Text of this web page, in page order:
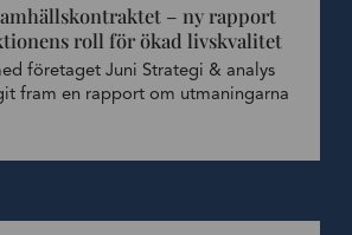
– ny rapport
roll för ökad livskvalitet
företaget Juni Strategi & analys
fram en rapport om utmaningarna